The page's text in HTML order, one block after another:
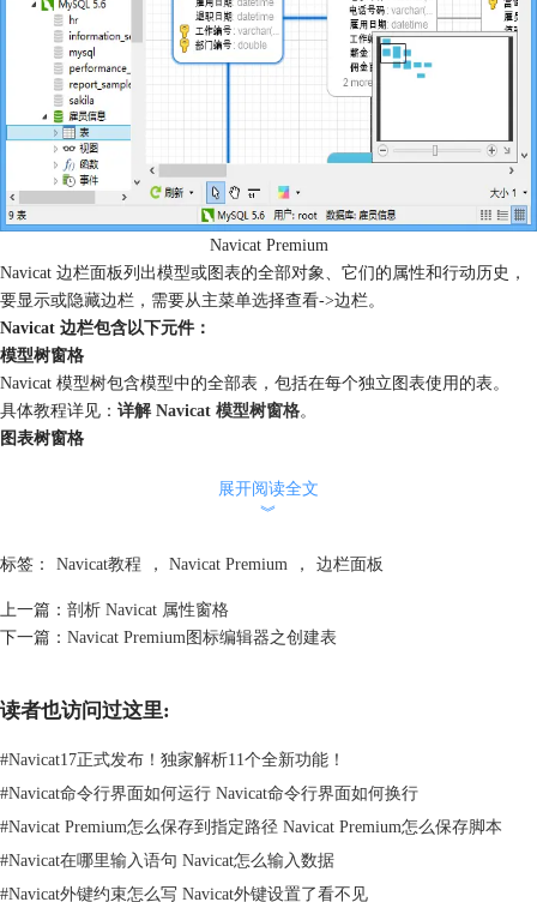
Navicat Premium
Navicat 边栏面板列出模型或图表的全部对象、它们的属性和行动历史，
要显示或隐藏边栏，需要从主菜单选择查看->边栏。
Navicat 边栏包含以下元件：
模型树窗格
Navicat 模型树包含模型中的全部表，包括在每个独立图表使用的表。
具体教程详见： 详解 Navicat 模型树窗格。
图表树窗格
Navicat 属性窗格是用于显示和编辑图表属性和它的对象属性。
具体教程详见：剖析 Navicat 属性窗格
历史窗格
温馨提示：模型文件（.ndm）保存于设置位置，要打开文件夹，在模型
会保存在云。
展开阅读全文
︾
标签： Navicat教程 ， Navicat Premium ， 边栏面板
上一篇： 剖析 Navicat 属性窗格
下一篇： Navicat Premium图标编辑器之创建表
读者也访问过这里:
#Navicat17正式发布！独家解析11个全新功能！
#Navicat命令行界面如何运行 Navicat命令行界面如何换行
#Navicat Premium怎么保存到指定路径 Navicat Premium怎么保存脚本
#Navicat在哪里输入语句 Navicat怎么输入数据
#Navicat外键约束怎么写 Navicat外键设置了看不见